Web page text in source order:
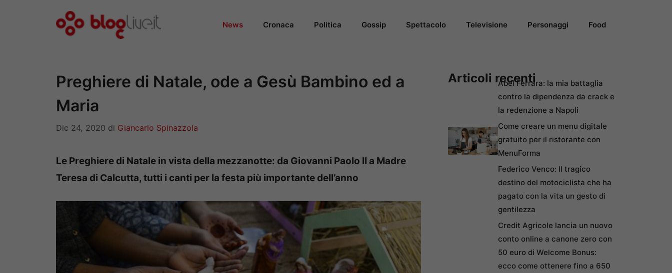
News Cronaca Politica Gossip Spettacolo Televisione Personaggi Food
Preghiere di Natale, ode a Gesù Bambino ed a
Maria
Dic 24, 2020 di Giancarlo Spinazzola
Le Preghiere di Natale in vista della mezzanotte: da Giovanni Paolo II a Madre
Teresa di Calcutta, tutti i canti per la festa più importante dell’anno
Articoli recentiAbel Ferrara: la mia battaglia
contro la dipendenza da crack e
la redenzione a Napoli
Come creare un menu digitale
gratuito per il ristorante con
MenuForma
Federico Venco: Il tragico
destino del motociclista che ha
pagato con la vita un gesto di
gentilezza
Credit Agricole lancia un nuovo
conto online a canone zero con
50 euro di Welcome Bonus:
ecco come ottenere fino a 650